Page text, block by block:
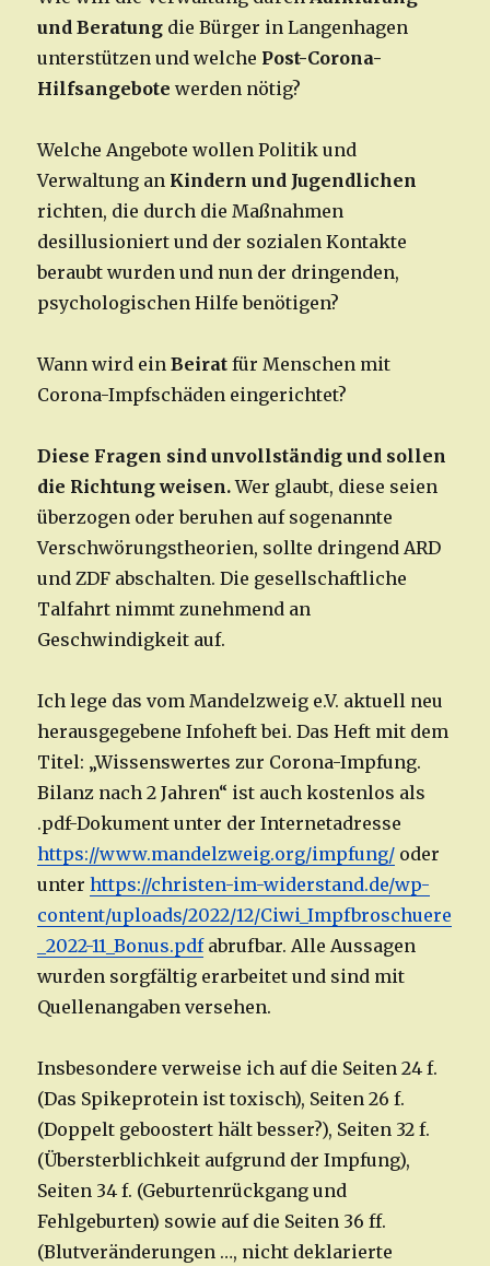
und Beratung die Bürger in Langenhagen
unterstützen und welche Post-Corona-
Hilfsangebote werden nötig?
Welche Angebote wollen Politik und
Verwaltung an Kindern und Jugendlichen
richten, die durch die Maßnahmen
desillusioniert und der sozialen Kontakte
beraubt wurden und nun der dringenden,
psychologischen Hilfe benötigen?
Wann wird einBeirat für Menschen mit
Corona-Impfschäden eingerichtet?
Diese Fragen sind unvollständig und sollen
die Richtung weisen.Wer glaubt, diese seien
überzogen oder beruhen auf sogenannte
Verschwörungstheorien, sollte dringend ARD
und ZDF abschalten. Die gesellschaftliche
Talfahrt nimmt zunehmend an
Geschwindigkeit auf.
Ich lege das vom Mandelzweig e.V. aktuell neu
herausgegebene Infoheft bei. Das Heft mit dem
Titel: „Wissenswertes zur Corona-Impfung.
Bilanz nach 2 Jahren“ ist auch kostenlos als
.pdf-Dokument unter der Internetadresse
https://www.mandelzweig.org/impfung/ oder
unterhttps://christen-im-widerstand.de/wp-
content/uploads/2022/12/Ciwi_Impfbroschuere
_2022-11_Bonus.pdfabrufbar. Alle Aussagen
wurden sorgfältig erarbeitet und sind mit
Quellenangaben versehen.
Insbesondere verweise ich auf die Seiten 24 f.
(Das Spikeprotein ist toxisch), Seiten 26 f.
(Doppelt geboostert hält besser?), Seiten 32 f.
(Übersterblichkeit aufgrund der Impfung),
Seiten 34 f. (Geburtenrückgang und
Fehlgeburten) sowie auf die Seiten 36 ff.
(Blutveränderungen …, nicht deklarierte